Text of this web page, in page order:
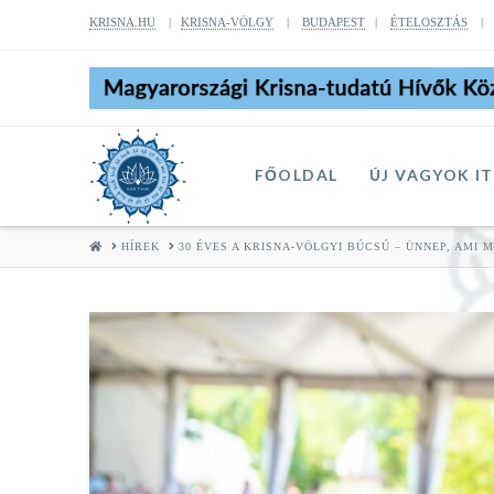
KRISNA.HU| KRISNA-VÖLGY| BUDAPEST| ÉTELOSZTÁS
FŐOLDAL ÚJ VAGYOK
HOMEHÍREK 30 ÉVES A KRISNA-VÖLGYI BÚCSÚ – ÜNNEP, AMI